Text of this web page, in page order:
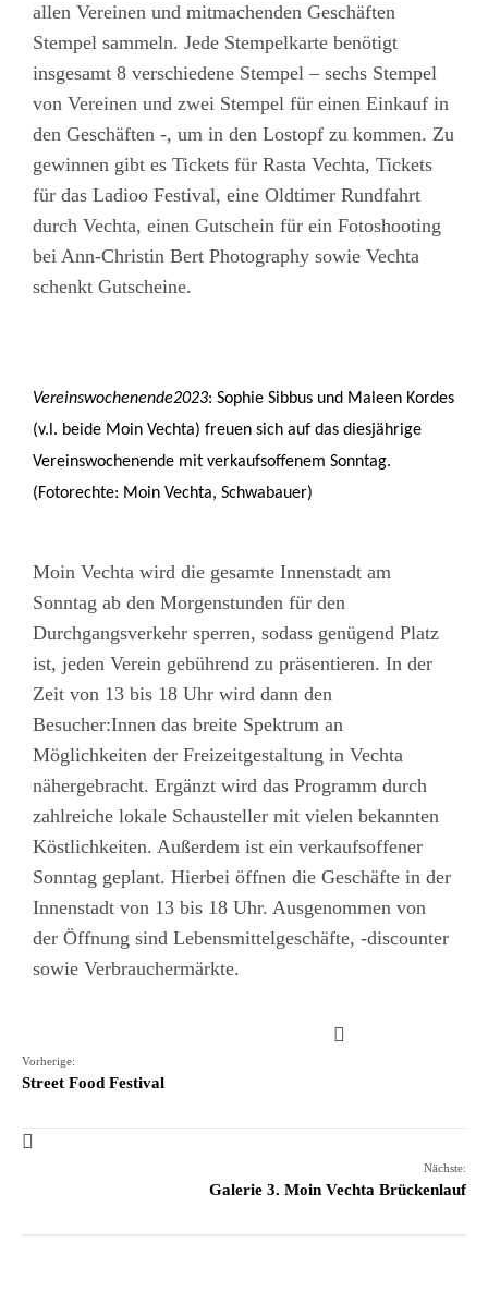
allen Vereinen und mitmachenden Geschäften
Stempel sammeln. Jede Stempelkarte benötigt
insgesamt 8 verschiedene Stempel – sechs Stempel
von Vereinen und zwei Stempel für einen Einkauf in
den Geschäften -, um in den Lostopf zu kommen. Zu
gewinnen gibt es Tickets für Rasta Vechta, Tickets
für das Ladioo Festival, eine Oldtimer Rundfahrt
durch Vechta, einen Gutschein für ein Fotoshooting
bei Ann-Christin Bert Photography sowie Vechta
schenkt Gutscheine.
Vereinswochenende2023: Sophie Sibbus und Maleen Kordes
(v.l. beide Moin Vechta) freuen sich auf das diesjährige
Vereinswochenende mit verkaufsoffenem Sonntag.
(Fotorechte: Moin Vechta, Schwabauer)
Moin Vechta wird die gesamte Innenstadt am
Sonntag ab den Morgenstunden für den
Durchgangsverkehr sperren, sodass genügend Platz
ist, jeden Verein gebührend zu präsentieren. In der
Zeit von 13 bis 18 Uhr wird dann den
Besucher:Innen das breite Spektrum an
Möglichkeiten der Freizeitgestaltung in Vechta
nähergebracht. Ergänzt wird das Programm durch
zahlreiche lokale Schausteller mit vielen bekannten
Köstlichkeiten. Außerdem ist ein verkaufsoffener
Sonntag geplant. Hierbei öffnen die Geschäfte in der
Innenstadt von 13 bis 18 Uhr. Ausgenommen von
der Öffnung sind Lebensmittelgeschäfte, -discounter
sowie Verbrauchermärkte.
Vorherige:
Street Food Festival
Nächste:
Galerie 3. Moin Vechta Brückenlauf